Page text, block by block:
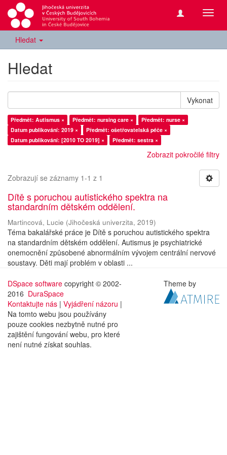
Hledat
Hledat
Vykonat
Předmět: Autismus × Předmět: nursing care ×
Předmět: nurse ×
Datum publikování: 2019 ×
Předmět: ošetřovatelská péče ×
Datum publikování: [2010 TO 2019] ×
Předmět: sestra ×
Zobrazit pokročilé filtry
Zobrazují se záznamy 1-1 z 1
Dítě s poruchou autistického spektra na
standardním dětském oddělení.
Martincová, Lucie (Jihočeská univerzita, 2019)
Téma bakalářské práce je Dítě s poruchou autistického spektra
na standardním dětském oddělení. Autismus je psychiatrické
onemocnění způsobené abnormálním vývojem centrální nervové
soustavy. Děti mají problém v oblasti ...
DSpace software copyright © 2002-
2016 DuraSpace
Kontaktujte nás | Vyjádření názoru |
Na tomto webu jsou používány
pouze cookies nezbytně nutné pro
zajištění fungování webu, pro které
není nutné získat souhlas.
Theme by